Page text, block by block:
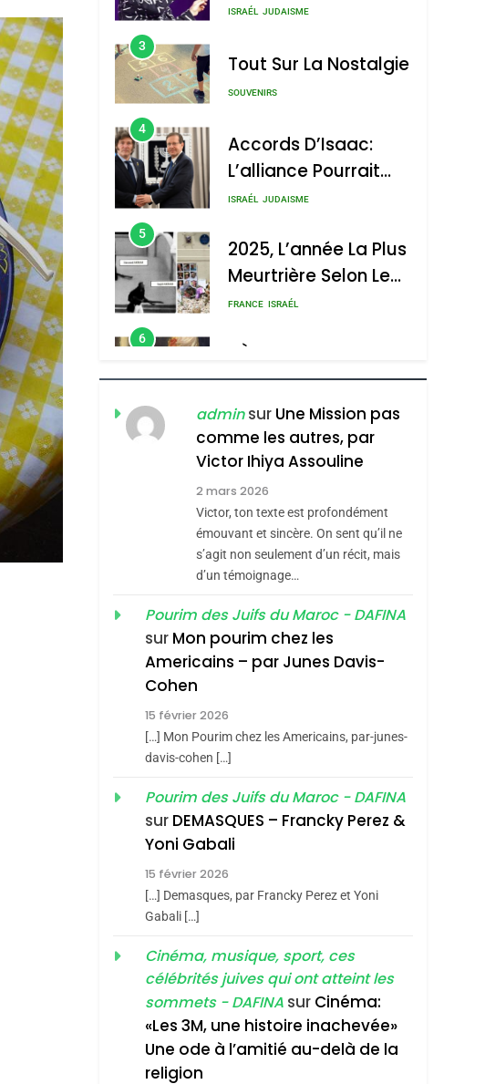
Nouvelle Chanson De
ISRAÉL JUDAISME
3
Tout Sur La Nostalgie
SOUVENIRS
4
Accords D’Isaac:
L’alliance Pourrait
S’étendre À 13 Pays
ISRAÉL JUDAISME
5
2025, L’année La Plus
Meurtrière Selon Le
Rapport D’ADL
FRANCE ISRAÉL
6
FIÈRE, DIGNE ET
RÉSILIENTE :
POURQUOI JE
REVENDIQUE MA
JUDAÏTE Par Thérèse
Zrihen-Dvir
ISRAÉL JUDAISME
CE QUI NOUS
MANQUE – Jacques
Hadida
JUDAISME
Maroc : Les Amandes
De Tafraout, Le Miel
De Tadla Azilal
Consacrés Produits
Du Terroir
DAFINA MAROC
Oeil Ravageur –
2
Dis Guerre»: La
Nouvelle Chanson De
Boy George
ISRAÉL JUDAISME
Accords D’Isaac:
L’alliance Pourrait
S’étendre À 13 Pays
D’Amérique Latine
ISRAÉL JUDAISME
5
adminsur Une Mission pas
comme les autres, par
Victor Ihiya Assouline
2 mars 2026
Victor, ton texte est profondément
émouvant et sincère. On sent qu’il ne
s’agit non seulement d’un récit, mais
d’un témoignage…
Pourim des Juifs du Maroc - DAFINA
sur Mon pourim chez les
Americains – par Junes Davis-
Cohen
15 février 2026
[…] Mon Pourim chez les Americains, par-junes-
davis-cohen […]
Pourim des Juifs du Maroc - DAFINA
sur DEMASQUES – Francky Perez &
Yoni Gabali
15 février 2026
[…] Demasques, par Francky Perez et Yoni
Gabali […]
Cinéma, musique, sport, ces
célébrités juives qui ont atteint les
sommets - DAFINA sur Cinéma:
«Les 3M, une histoire inachevée»
Une ode à l’amitié au-delà de la
religion